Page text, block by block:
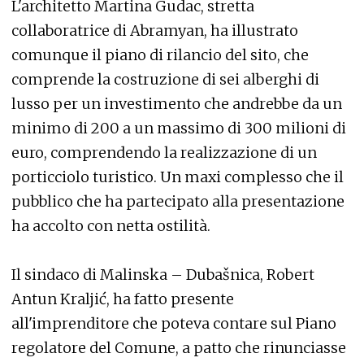
L'architetto Martina Gudac, stretta
collaboratrice di Abramyan, ha illustrato
comunque il piano di rilancio del sito, che
comprende la costruzione di sei alberghi di
lusso per un investimento che andrebbe da un
minimo di 200 a un massimo di 300 milioni di
euro, comprendendo la realizzazione di un
porticciolo turistico. Un maxi complesso che il
pubblico che ha partecipato alla presentazione
ha accolto con netta ostilità.
Il sindaco di Malinska – Dubašnica, Robert
Antun Kraljić, ha fatto presente
all'imprenditore che poteva contare sul Piano
regolatore del Comune, a patto che rinunciasse